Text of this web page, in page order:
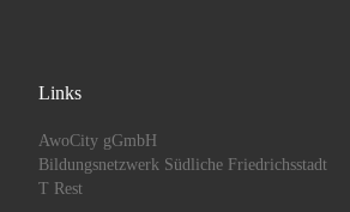
Links
AwoCity gGmbH
Bildungsnetzwerk Südliche Friedrichsstadt
T Rest